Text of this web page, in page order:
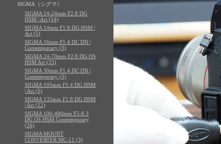
SIGMA（シグマ）
SIGMA 14-24mm F2.8 DG
HSM | Art (14)
SIGMA 14mm F1.8 DG HSM |
Art (5)
SIGMA 16mm F1.4 DC DN |
Contemporary (3)
SIGMA 24-70mm F2.8 DG OS
HSM Art (33)
SIGMA 30mm F1.4 DC DN |
Contemporary (3)
SIGMA 105mm F1.4 DG HSM
| Art (5)
SIGMA 135mm F1.8 DG HSM
| Art (22)
SIGMA 100-400mm F5-6.3
DG OS HSM Contemporary
(26)
SIGMA MOUNT
CONVERTER MC-11 (3)